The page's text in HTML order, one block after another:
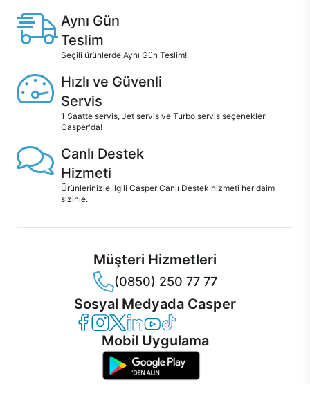
Aynı Gün
Teslim
Seçili ürünlerde Aynı Gün Teslim!
Hızlı ve Güvenli
Servis
1 Saatte servis, Jet servis ve Turbo servis seçenekleri
Casper'da!
Canlı Destek
Hizmeti
Ürünlerinizle ilgili Casper Canlı Destek hizmeti her daim
sizinle.
Müşteri Hizmetleri
(0850) 250 77 77
Sosyal Medyada Casper
Casper Facebook
Casper Instagram
Casper Twitter
Casper LinkedIn
Casper YouTube
Casper TikTok
Mobil Uygulama